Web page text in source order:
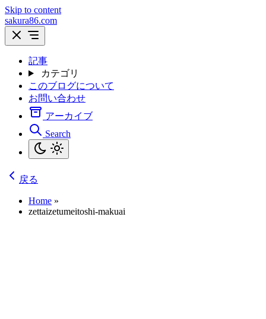
Skip to content
sakura86.com
記事
カテゴリ
このブログについて
お問い合わせ
アーカイブ
Search
戻る
Home »
zettaizetumeitoshi-makuai